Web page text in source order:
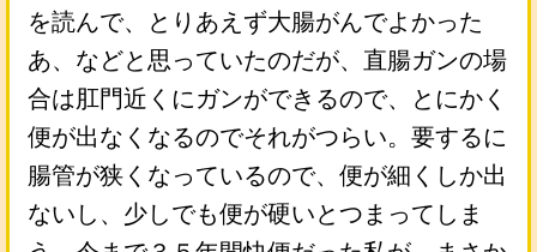
を読んで、とりあえず大腸がんでよかった
あ、などと思っていたのだが、直腸ガンの場
合は肛門近くにガンができるので、とにかく
便が出なくなるのでそれがつらい。要するに
腸管が狭くなっているので、便が細くしか出
ないし、少しでも便が硬いとつまってしま